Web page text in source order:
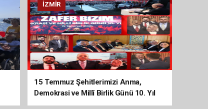
İZMIR
15 Temmuz Şehitlerimizi Anma,
Demokrasi ve Millî Birlik Günü 10. Yıl
Programına Yoğun Katılım